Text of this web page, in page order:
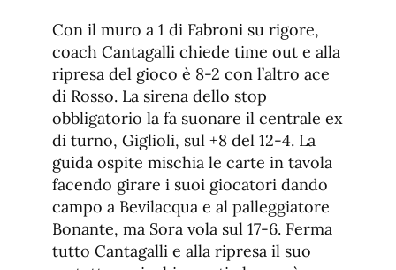
Con il muro a 1 di Fabroni su rigore,
coach Cantagalli chiede time out e alla
ripresa del gioco è 8-2 con l’altro ace
di Rosso. La sirena dello stop
obbligatorio la fa suonare il centrale ex
di turno, Giglioli, sul +8 del 12-4. La
guida ospite mischia le carte in tavola
facendo girare i suoi giocatori dando
campo a Bevilacqua e al palleggiatore
Bonante, ma Sora vola sul 17-6. Ferma
tutto Cantagalli e alla ripresa il suo